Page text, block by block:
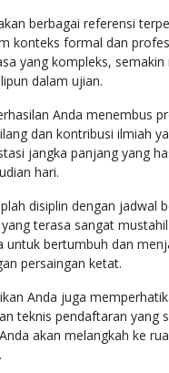
berbagai referensi
konteks formal dan
yang kompleks,
dalam ujian.
Anda menembus
dan kontribusi ilmiah
jangka panjang yang
hari.
disiplin dengan jadwal
terasa sangat
untuk bertumbuh dan
persaingan ketat.
Anda juga
teknis pendaftaran yang
akan melangkah ke